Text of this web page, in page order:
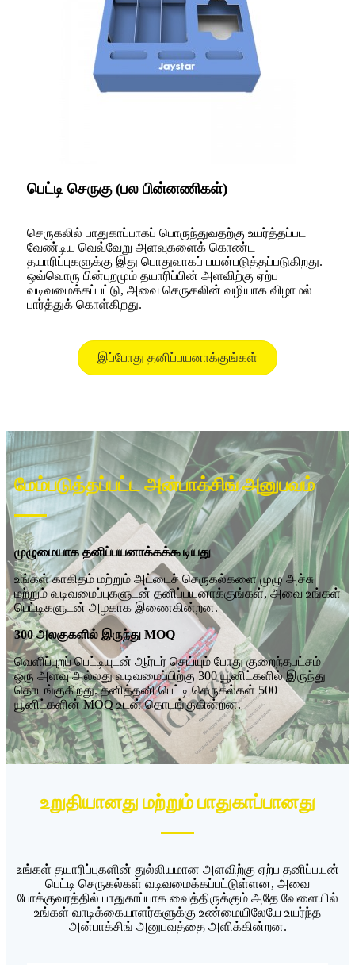
பெட்டி செருகு (பல பின்னணிகள்)
செருகலில் பாதுகாப்பாகப் பொருந்துவதற்கு உயர்த்தப்பட
வேண்டிய வெவ்வேறு அளவுகளைக் கொண்ட
தயாரிப்புகளுக்கு இது பொதுவாகப் பயன்படுத்தப்படுகிறது.
ஒவ்வொரு பின்புறமும் தயாரிப்பின் அளவிற்கு ஏற்ப
வடிவமைக்கப்பட்டு, அவை செருகலின் வழியாக விழாமல்
பார்த்துக் கொள்கிறது.
இப்போது தனிப்பயனாக்குங்கள்
மேம்படுத்தப்பட்ட அன்பாக்சிங் அனுபவம்
முழுமையாக தனிப்பயனாக்கக்கூடியது
உங்கள் காகிதம் மற்றும் அட்டைச் செருகல்களை முழு அச்சு
மற்றும் வடிவமைப்புகளுடன் தனிப்பயனாக்குங்கள், அவை உங்கள்
பெட்டிகளுடன் அழகாக இணைகின்றன.
300 அலகுகளில் இருந்து MOQ
வெளிப்புறப் பெட்டியுடன் ஆர்டர் செய்யும் போது குறைந்தபட்சம்
ஒரு அளவு அல்லது வடிவமைப்பிற்கு 300 யூனிட்களில் இருந்து
தொடங்குகிறது. தனித்தனி பெட்டி செருகல்கள் 500
யூனிட்களின் MOQ உடன் தொடங்குகின்றன.
உறுதியானது மற்றும் பாதுகாப்பானது
உங்கள் தயாரிப்புகளின் துல்லியமான அளவிற்கு ஏற்ப தனிப்பயன்
பெட்டி செருகல்கள் வடிவமைக்கப்பட்டுள்ளன, அவை
போக்குவரத்தில் பாதுகாப்பாக வைத்திருக்கும் அதே வேளையில்
உங்கள் வாடிக்கையாளர்களுக்கு உண்மையிலேயே உயர்ந்த
அன்பாக்சிங் அனுபவத்தை அளிக்கின்றன.